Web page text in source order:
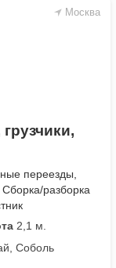
Москва
переезды,
разборка
2,1 м.
Соболь